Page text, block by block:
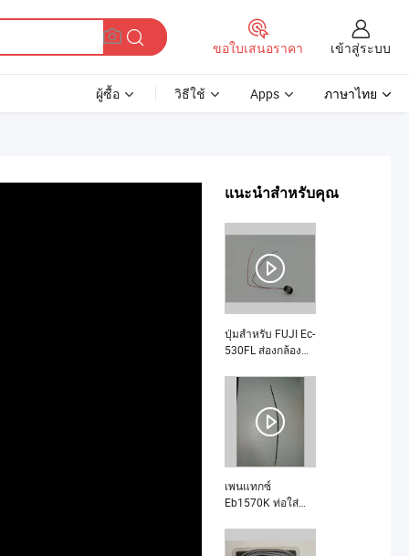
ขอใบเสนอราคา เข้าสู่ระบบ
ผู้ซื้อ วิธีใช้ Apps ภาษาไทย
แนะนำสำหรับคุณ
ปุ่มสำหรับ FUJI Ec-
530FL ส่องกล้อง
เพนแทกซ์
Eb1570K ท่อใส่
อะไร